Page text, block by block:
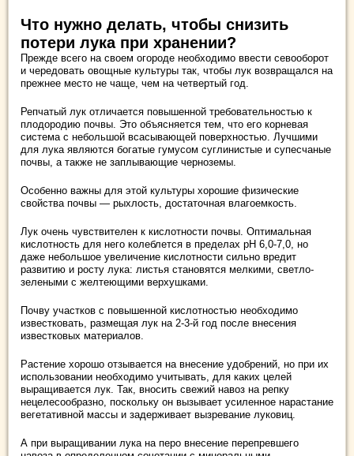
Что нужно делать, чтобы снизить
потери лука при хранении?
Прежде всего на своем огороде необходимо ввести севооборот
и чередовать овощные культуры так, чтобы лук возвращался на
прежнее место не чаще, чем на четвертый год.
Репчатый лук отличается повышенной требовательностью к
плодородию почвы. Это объясняется тем, что его корневая
система с небольшой всасывающей поверхностью. Лучшими
для лука являются богатые гумусом суглинистые и супесчаные
почвы, а также не заплывающие черноземы.
Особенно важны для этой культуры хорошие физические
свойства почвы — рыхлость, достаточная влагоемкость.
Лук очень чувствителен к кислотности почвы. Оптимальная
кислотность для него колеблется в пределах рН 6,0-7,0, но
даже небольшое увеличение кислотности сильно вредит
развитию и росту лука: листья становятся мелкими, светло-
зелеными с желтеющими верхушками.
Почву участков с повышенной кислотностью необходимо
известковать, размещая лук на 2-3-й год после внесения
известковых материалов.
Растение хорошо отзывается на внесение удобрений, но при их
использовании необходимо учитывать, для каких целей
выращивается лук. Так, вносить свежий навоз на репку
нецелесообразно, поскольку он вызывает усиленное нарастание
вегетативной массы и задерживает вызревание луковиц.
А при выращивании лука на перо внесение перепревшего